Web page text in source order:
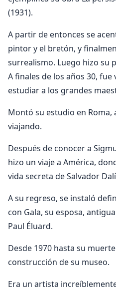
(1931).
A partir de entonces se
pintor y el bretón, y
surrealismo. Luego hizo su
A finales de los años 30, fue
estudiar a los grandes
Montó su estudio en Roma,
viajando.
Después de conocer a
hizo un viaje a América,
vida secreta de Salvador
A su regreso, se instaló
con Gala, su esposa,
Paul Éluard.
Desde 1970 hasta su
construcción de su museo.
Era un artista